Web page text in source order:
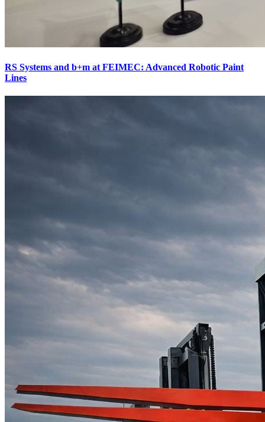
RS Systems and b+m at FEIMEC: Advanced Robotic Paint
Lines